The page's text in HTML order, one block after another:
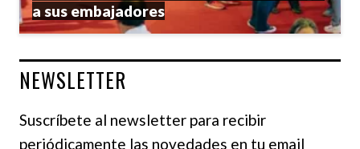
a sus embajadores
NEWSLETTER
Suscríbete al newsletter para recibir
periódicamente las novedades en tu email